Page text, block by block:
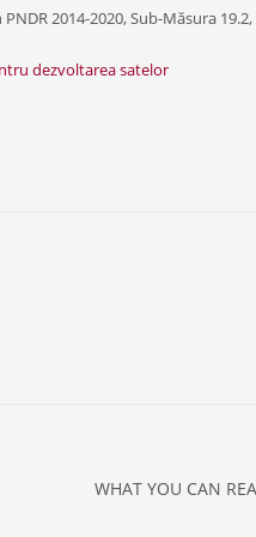
2014-2020, Sub-Măsura
dezvoltarea satelor
WHAT YOU CAN